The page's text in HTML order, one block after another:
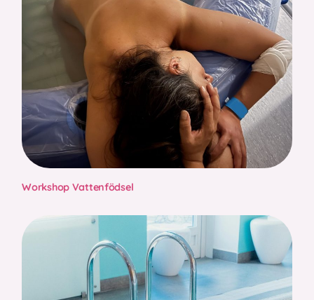
Workshop Vattenfödsel